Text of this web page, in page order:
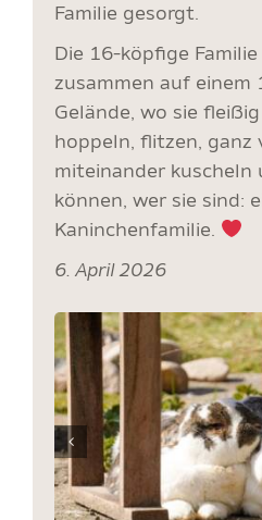
Familie gesorgt.
Die 16-köpfige
zusammen auf einem
Gelände, wo sie
hoppeln, flitzen, ganz
miteinander kuscheln
können, wer sie sind:
Kaninchenfamilie.
6. April 2026